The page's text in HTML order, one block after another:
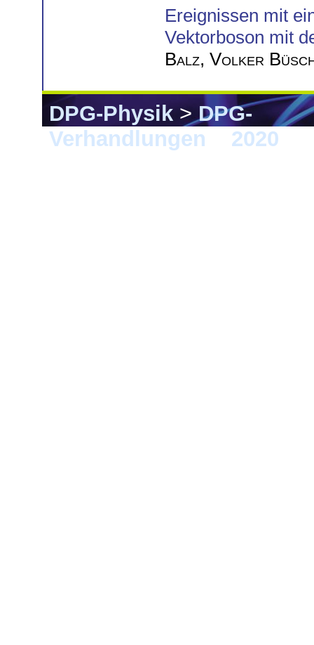
Ereignissen mit
Vektorboson mit
Balz, Volker
DPG-Physik>DPG-
Verhandlungen
2020